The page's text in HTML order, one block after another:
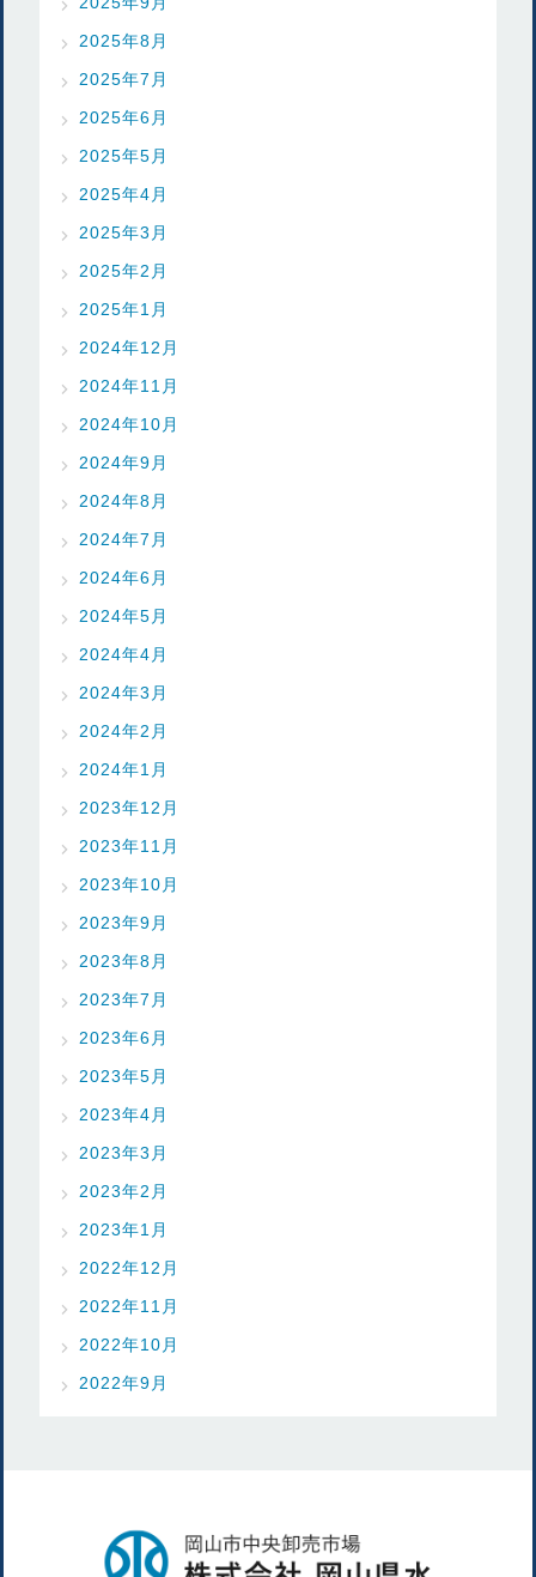
2025年8月
2025年7月
2025年6月
2025年5月
2025年4月
2025年3月
2025年2月
2025年1月
2024年12月
2024年11月
2024年10月
2024年9月
2024年8月
2024年7月
2024年6月
2024年5月
2024年4月
2024年3月
2024年2月
2024年1月
2023年12月
2023年11月
2023年10月
2023年9月
2023年8月
2023年7月
2023年6月
2023年5月
2023年4月
2023年3月
2023年2月
2023年1月
2022年12月
2022年11月
2022年10月
2022年9月